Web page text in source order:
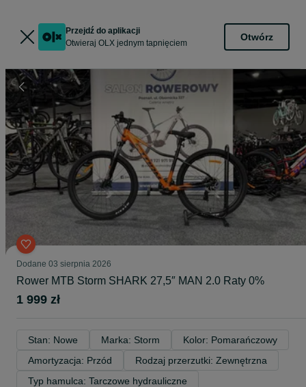
Przejdź do aplikacji
Otwieraj OLX jednym tapnięciem
Otwórz
Dodane 03 sierpnia 2026
Rower MTB Storm SHARK 27,5″ MAN 2.0 Raty 0%
1 999 zł
Stan: Nowe Marka: Storm
Kolor: Pomarańczowy
Amortyzacja: Przód
Rodzaj przerzutki: Zewnętrzna
Typ hamulca: Tarczowe hydrauliczne